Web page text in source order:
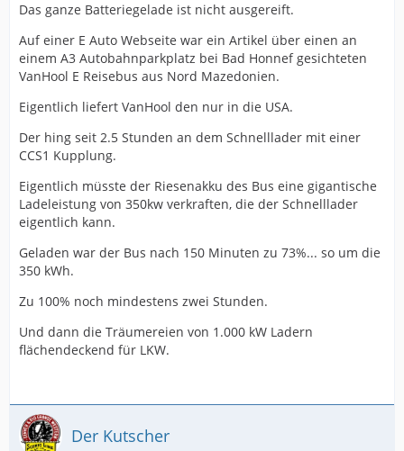
Das ganze Batteriegelade ist nicht ausgereift.
Auf einer E Auto Webseite war ein Artikel über einen an
einem A3 Autobahnparkplatz bei Bad Honnef gesichteten
VanHool E Reisebus aus Nord Mazedonien.
Eigentlich liefert VanHool den nur in die USA.
Der hing seit 2.5 Stunden an dem Schnelllader mit einer
CCS1 Kupplung.
Eigentlich müsste der Riesenakku des Bus eine gigantische
Ladeleistung von 350kw verkraften, die der Schnelllader
eigentlich kann.
Geladen war der Bus nach 150 Minuten zu 73%... so um die
350 kWh.
Zu 100% noch mindestens zwei Stunden.
Und dann die Träumereien von 1.000 kW Ladern
flächendeckend für LKW.
Der Kutscher